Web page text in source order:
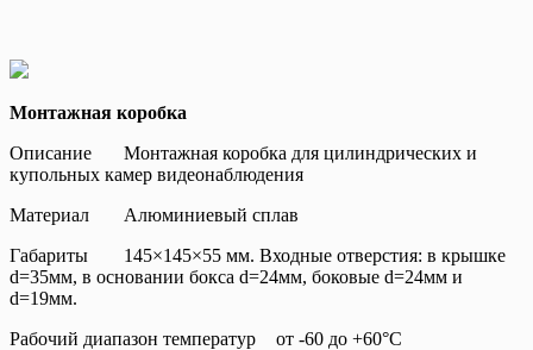
Монтажная коробка
Описание
Монтажная коробка для цилиндрических и
купольных камер видеонаблюдения
Материал
Алюминиевый сплав
Габариты
145×145×55 мм. Входные отверстия: в крышке
d=35мм, в основании бокса d=24мм, боковые d=24мм и
d=19мм.
Рабочий диапазон температур
от -60 до +60°С